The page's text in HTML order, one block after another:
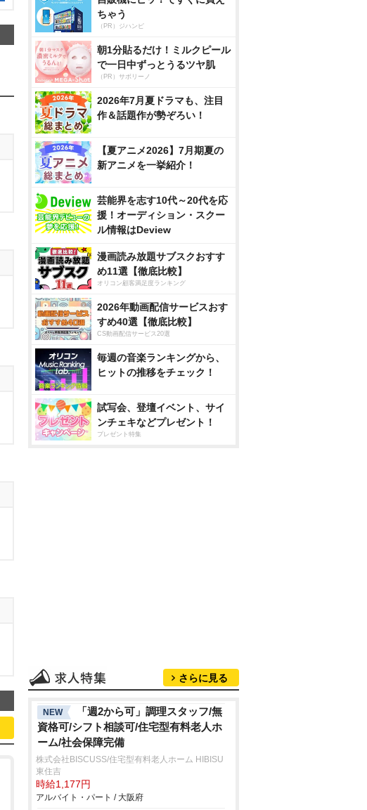
ちゃう
（PR）ジハンピ
朝1分貼るだけ！ミルクピール
で一日中ずっとうるツヤ肌
（PR）サボリーノ
2026年7月夏ドラマも、注目
作＆話題作が勢ぞろい！
【夏アニメ2026】7月期夏の
新アニメを一挙紹介！
芸能界を志す10代～20代を応
援！オーディション・スクー
ル情報はDeview
漫画読み放題サブスクおすす
め11選【徹底比較】
オリコン顧客満足度ランキング
2026年動画配信サービスおす
すめ40選【徹底比較】
CS動画配信サービス20選
毎週の音楽ランキングから、
ヒットの推移をチェック！
試写会、登壇イベント、サイ
ンチェキなどプレゼント！
プレゼント特集
さらに見る
NEW
「週2から可」調理スタッフ/無
資格可/シフト相談可/住宅型有料老人ホ
ーム/社会保障完備
株式会社BISCUSS/住宅型有料老人ホーム HIBISU
東住吉
時給1,177円
アルバイト・パート / 大阪府